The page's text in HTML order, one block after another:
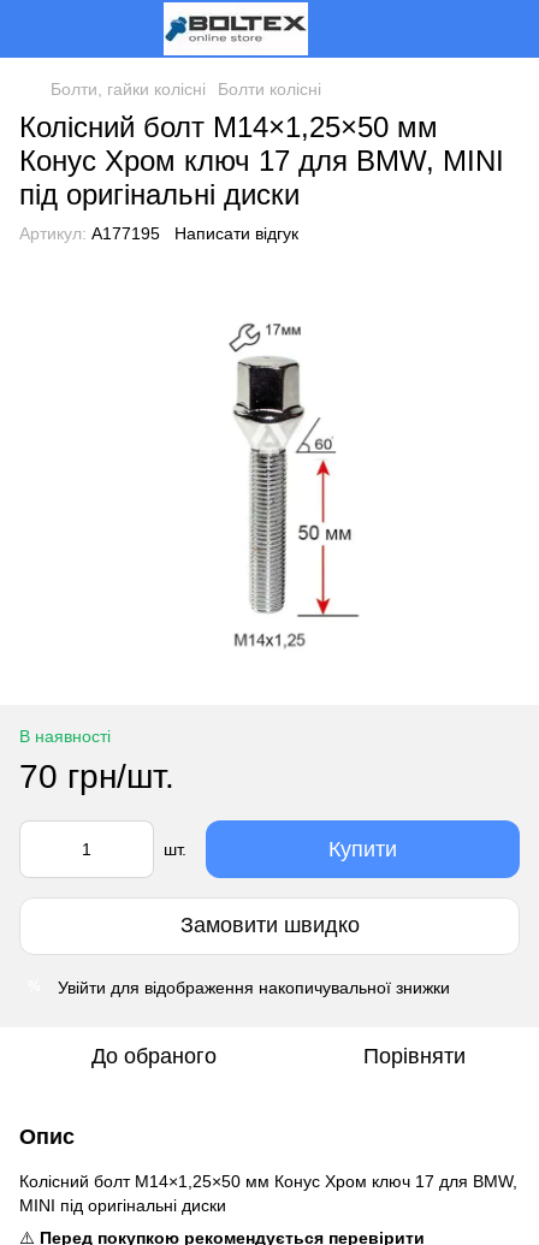
Болти, гайки колісні Болти колісні
Колісний болт M14×1,25×50 мм
Конус Хром ключ 17 для BMW, MINI
під оригінальні диски
Артикул: A177195 Написати відгук
В наявності
70 грн/шт.
шт. Купити
Замовити швидко
Увійти для відображення накопичувальної знижки
До обраного Порівняти
Опис
Колісний болт M14×1,25×50 мм Конус Хром ключ 17 для BMW,
MINI під оригінальні диски
⚠️ Перед покупкою рекомендується перевірити